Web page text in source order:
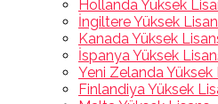
Hollanda Yüksek
İngiltere Yüksek
Kanada Yüksek
İspanya Yüksek
Yeni Zelanda Yüksek
Finlandiya Yüksek